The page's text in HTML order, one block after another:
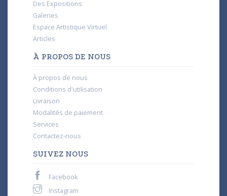
Des Expositions
Galeries
Espace Artistique Virtuel
Articles
À PROPOS DE NOUS
À propos de nous
Conditions d'utilisation
Livraison
Modalités de paiement
Services
Contactez-nous
SUIVEZ NOUS
Facebook
Instagram